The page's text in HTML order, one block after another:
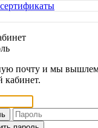
почту и мы
кабинет.